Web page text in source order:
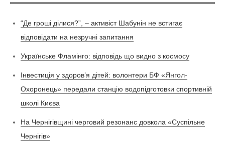
“Де гроші ділися?”, – активіст Шабунін не встигає
відповідати на незручні запитання
Українське Фламінго: відповідь що видно з космосу
Інвестиція у здоров’я дітей: волонтери БФ «Янгол-
Охоронець» передали станцію водопідготовки спортивній
школі Києва
На Чернігівщині черговий резонанс довкола «Суспільне
Чернігів»